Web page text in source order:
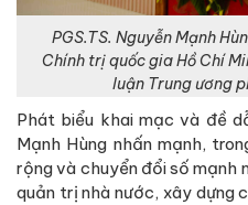
PGS.TS. Nguyễn Mạnh
Chính trị quốc gia Hồ Chí
luận Trung ương
Phát biểu khai mạc và đề
Mạnh Hùng nhấn mạnh,
rộng và chuyển đổi số mạnh
quản trị nhà nước, xây dựng